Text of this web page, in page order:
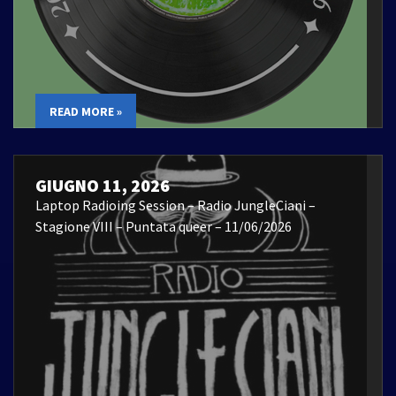
READ MORE »
GIUGNO 11, 2026
Laptop Radioing Session – Radio JungleCiani –
Stagione VIII – Puntata queer – 11/06/2026